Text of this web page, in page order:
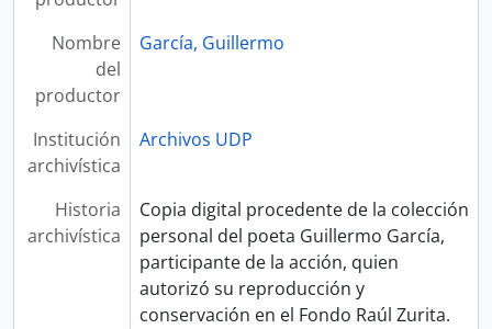
Nombre
del
productor
García, Guillermo
Institución
archivística
Archivos UDP
Historia
archivística
Copia digital procedente de la colección
personal del poeta Guillermo García,
participante de la acción, quien
autorizó su reproducción y
conservación en el Fondo Raúl Zurita.